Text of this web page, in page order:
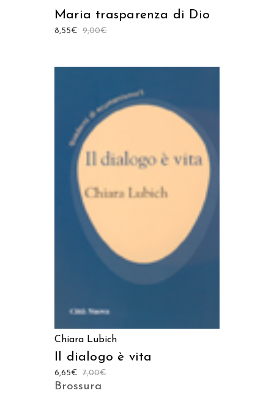
Maria trasparenza di Dio
9,00€
8,55€
AGGIUNGI AL CARRELLO
Chiara Lubich
Il dialogo è vita
7,00€
6,65€
Brossura